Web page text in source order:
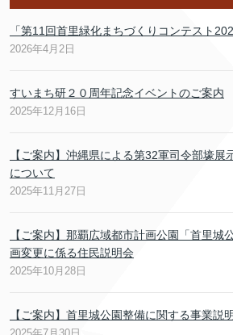
「第11回首里緑化まちづくりコンテスト
2026年4月2日
すいまち研２０周年記念イベントのご案内
2025年12月16日
【ご案内】沖縄県による第32軍司令部壕展
について
2025年11月27日
【ご案内】那覇広域都市計画公園「首里城
画変更に係る住民説明会
2025年10月28日
【ご案内】首里城公園整備に関する事業説